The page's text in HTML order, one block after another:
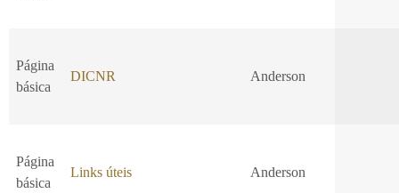
Página
básica
DICNR Anderson
Página
básica
Links úteis Anderson